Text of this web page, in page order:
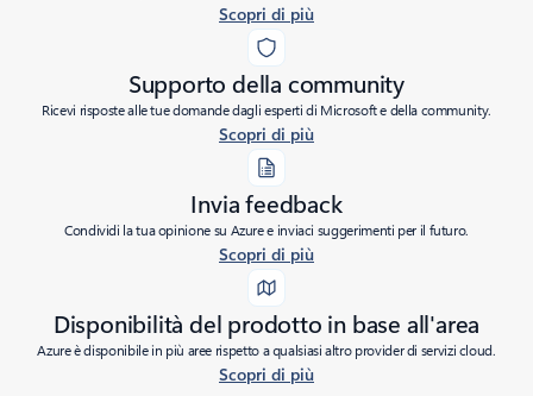
Scopri di più
Supporto della community
Ricevi risposte alle tue domande dagli esperti di Microsoft e della community.
Scopri di più
Invia feedback
Condividi la tua opinione su Azure e inviaci suggerimenti per il futuro.
Scopri di più
Disponibilità del prodotto in base all'area
Azure è disponibile in più aree rispetto a qualsiasi altro provider di servizi cloud.
Scopri di più